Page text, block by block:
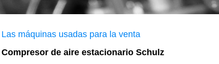
Las máquinas usadas para la venta
Compresor de aire estacionario Schulz